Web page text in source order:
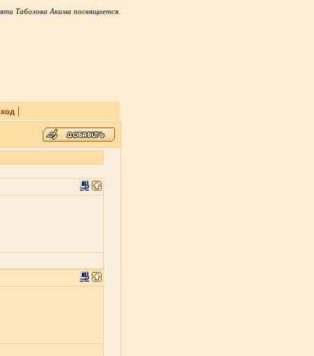
Таболова Акима посвящается.
|